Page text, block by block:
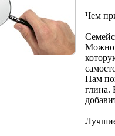
Чем
Можно
Нам
глина.